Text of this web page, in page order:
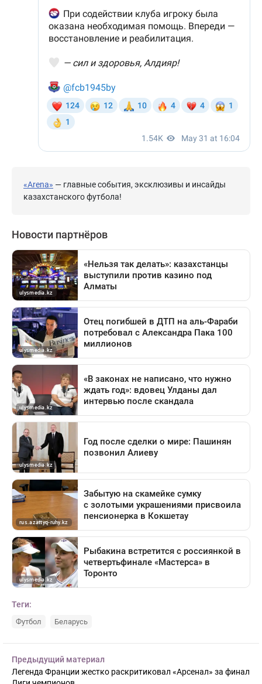
«Arena» — главные события, эксклюзивы и инсайды
казахстанского футбола!
Теги:
Футбол Беларусь
Предыдущий материал
Легенда Франции жестко раскритиковал «Арсенал» за финал